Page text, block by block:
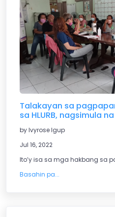
Talakayan sa
sa HLURB, nagsimula na
by Ivyrose Igup
Jul 16, 2022
Ito’y isa sa mga hakbang sa
Basahin pa...